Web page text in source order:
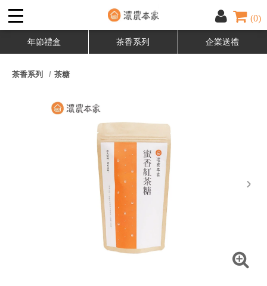
(0)
年節禮盒 茶香系列 企業送禮
茶香系列 茶糖
next